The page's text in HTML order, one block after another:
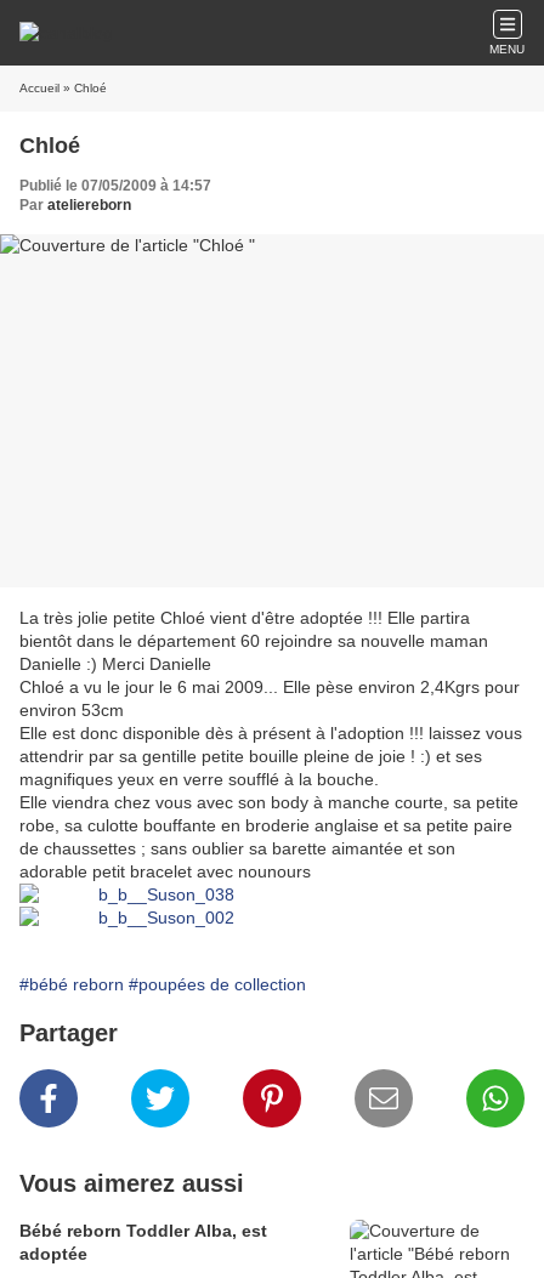
MENU
Accueil » Chloé
Chloé
Publié le 07/05/2009 à 14:57
Par ateliereborn
La très jolie petite Chloé vient d'être adoptée !!! Elle partira
bientôt dans le département 60 rejoindre sa nouvelle maman
Danielle :) Merci Danielle
Chloé a vu le jour le 6 mai 2009... Elle pèse environ 2,4Kgrs pour
environ 53cm
Elle est donc disponible dès à présent à l'adoption !!! laissez vous
attendrir par sa gentille petite bouille pleine de joie ! :) et ses
magnifiques yeux en verre soufflé à la bouche.
Elle viendra chez vous avec son body à manche courte, sa petite
robe, sa culotte bouffante en broderie anglaise et sa petite paire
de chaussettes ; sans oublier sa barette aimantée et son
adorable petit bracelet avec nounours
#bébé reborn #poupées de collection
Partager
Vous aimerez aussi
Bébé reborn Toddler Alba, est
adoptée